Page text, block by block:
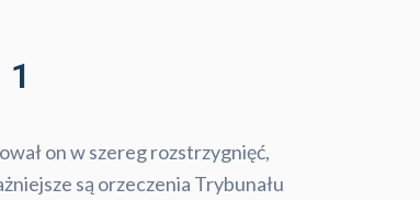
on w szereg rozstrzygnięć,
są orzeczenia Trybunału